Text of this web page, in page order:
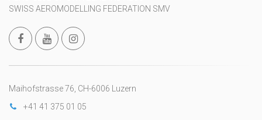
SWISS AEROMODELLING FEDERATION SMV
Maihofstrasse 76, CH-6006 Luzern
+41 41 375 01 05